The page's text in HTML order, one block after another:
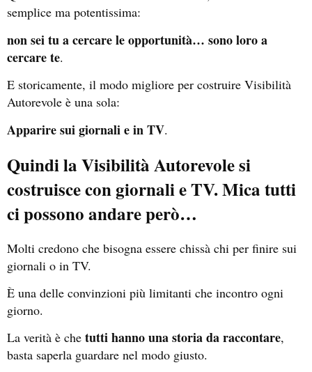
semplice ma potentissima:
non sei tu a cercare le opportunità… sono loro a
cercare te.
E storicamente, il modo migliore per costruire Visibilità
Autorevole è una sola:
Apparire sui giornali e in TV.
Quindi la Visibilità Autorevole si
costruisce con giornali e TV. Mica tutti
ci possono andare però…
Molti credono che bisogna essere chissà chi per finire sui
giornali o in TV.
È una delle convinzioni più limitanti che incontro ogni
giorno.
La verità è che tutti hanno una storia da raccontare,
basta saperla guardare nel modo giusto.